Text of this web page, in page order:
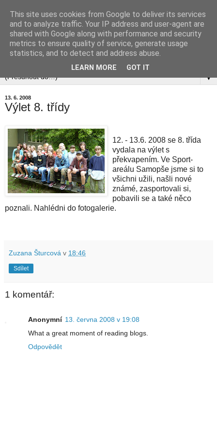
▼
13. 6. 2008
Výlet 8. třídy
12. - 13.6. 2008 se 8. třída
vydala na výlet s
překvapením. Ve Sport-
areálu Samopše jsme si to
všichni užili, našli nové
známé, zasportovali si,
pobavili se a také něco
poznali. Nahlédni do fotogalerie.
Zuzana Šturcová v 18:46
Sdílet
1 komentář:
Anonymní 13. června 2008 v 19:08
What a great moment of reading blogs.
Odpovědět
This site uses cookies from Google to deliver its services
and to analyze traffic. Your IP address and user-agent are
shared with Google along with performance and security
metrics to ensure quality of service, generate usage
statistics, and to detect and address abuse.
LEARN MORE GOT IT